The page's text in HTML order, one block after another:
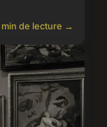
min de lecture →